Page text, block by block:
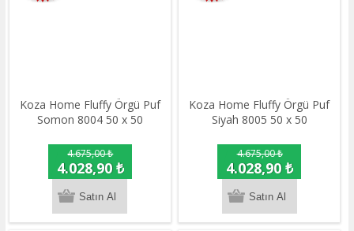
Koza Home Fluffy Örgü Puf
Somon 8004 50 x 50
4.675,00 ₺
4.028,90 ₺
Koza Home Fluffy Örgü Puf
Siyah 8005 50 x 50
4.675,00 ₺
4.028,90 ₺